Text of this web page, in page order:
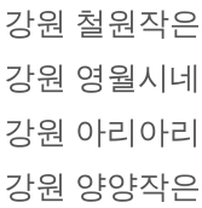
강원 철원작
강원 영월시
강원 아리아
강원 양양작